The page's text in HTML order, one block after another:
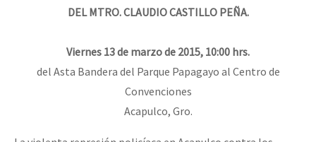
DEL MTRO. CLAUDIO CASTILLO PEÑA.
Viernes 13 de marzo de 2015, 10:00 hrs.
del Asta Bandera del Parque Papagayo al Centro de
Convenciones
Acapulco, Gro.